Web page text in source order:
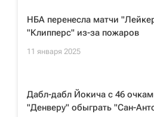
НБА перенесла матчи
"Клипперс" из-за пожаров
11 января 2025
Дабл-дабл Йокича с 46
"Денверу" обыграть "Сан-